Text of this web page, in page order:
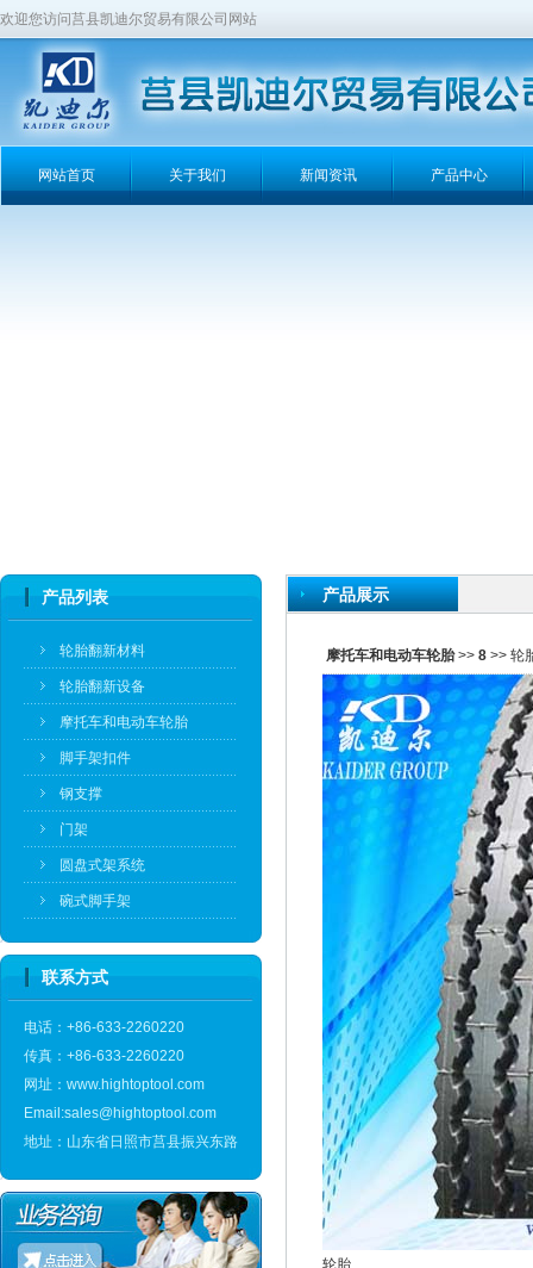
欢迎您访问莒县凯迪尔贸易有限公司网站
网站首页 关于我们 新闻资讯 产品中心
产品列表
轮胎翻新材料
轮胎翻新设备
摩托车和电动车轮胎
脚手架扣件
钢支撑
门架
圆盘式架系统
碗式脚手架
联系方式
电话：+86-633-2260220
传真：+86-633-2260220
网址：www.hightoptool.com
Email:sales@hightoptool.com
地址：山东省日照市莒县振兴东路
产品展示
摩托车和电动车轮胎>> 8 >> 轮
轮胎